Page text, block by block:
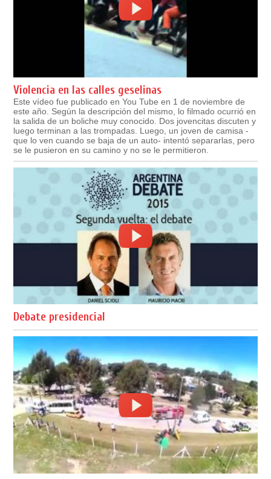
Violencia en las calles geselinas
Este vídeo fue publicado en You Tube en 1 de noviembre de
este año. Según la descripción del mismo, lo filmado ocurrió en
la salida de un boliche muy conocido. Dos jovencitas discuten y
luego terminan a las trompadas. Luego, un joven de camisa -
que lo ven cuando se baja de un auto- intentó separarlas, pero
se le pusieron en su camino y no se le permitieron.
Debate presidencial